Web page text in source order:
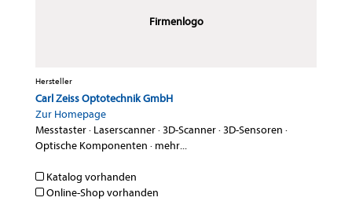
Firmenlogo
Hersteller
Carl Zeiss Optotechnik GmbH
Zur Homepage
Messtaster· Laserscanner·3D-Scanner·3D-Sensoren ·
Optische Komponenten · mehr...
Katalog vorhanden
Online-Shop vorhanden